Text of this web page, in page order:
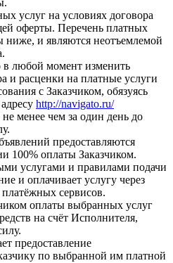
услуг на условиях договора
оферты. Перечень платных
ниже, и являются неотъемлемой
в любой момент изменить
и расценки на платные услуги
с Заказчиком, обязуясь
http://navigato.ru/
менее чем за один день до
предоставляются
100% оплаты Заказчиком.
услугами и правилами подачи
и оплачивает услугу через
сервисов.
оплаты выбранных услуг
на счёт Исполнителя,
предоставление
по выбранной им платной